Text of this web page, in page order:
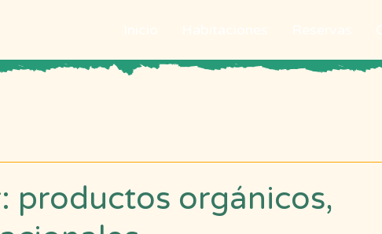
productos orgánicos,